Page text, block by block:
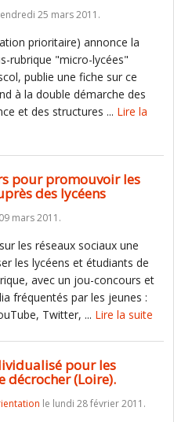
25 mars 2011.
prioritaire) annonce la
rubrique "micro-lycées"
publie une fiche sur ce
à la double démarche des
et des structures ... Lire la
pour promouvoir les
des lycéens
mars 2011.
les réseaux sociaux une
les lycéens et étudiants de
avec un jou-concours et
fréquentés par les jeunes :
Twitter, ... Lire la suite
pour les
décrocher (Loire).
le lundi 28 février 2011.